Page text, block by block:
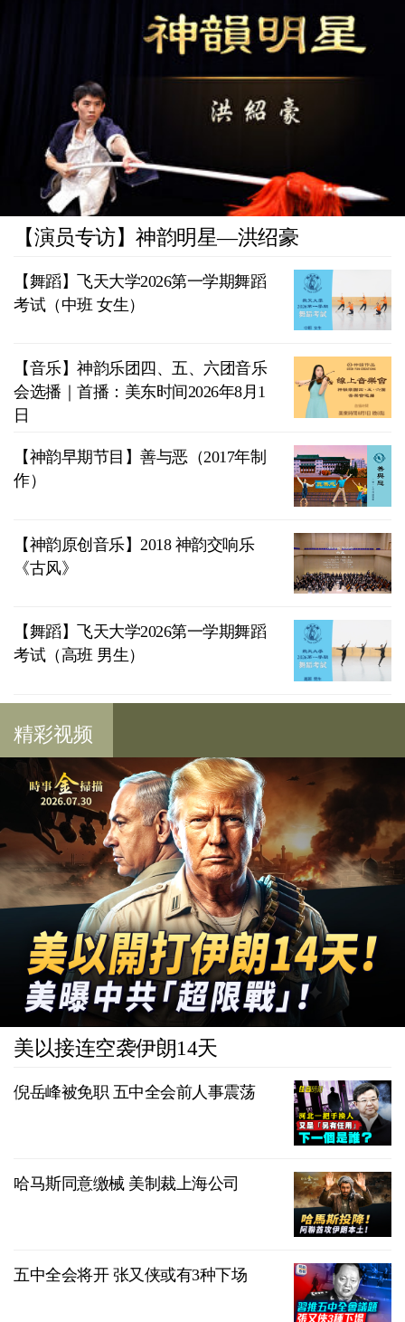
【演员专访】神韵明星—洪绍豪
【舞蹈】飞天大学2026第一学期舞蹈
考试（中班 女生）
【音乐】神韵乐团四、五、六团音乐
会选播｜首播：美东时间2026年8月1
日
【神韵早期节目】善与恶（2017年制
作）
【神韵原创音乐】2018 神韵交响乐
《古风》
【舞蹈】飞天大学2026第一学期舞蹈
考试（高班 男生）
精彩视频
美以接连空袭伊朗14天
倪岳峰被免职 五中全会前人事震荡
哈马斯同意缴械 美制裁上海公司
五中全会将开 张又侠或有3种下场